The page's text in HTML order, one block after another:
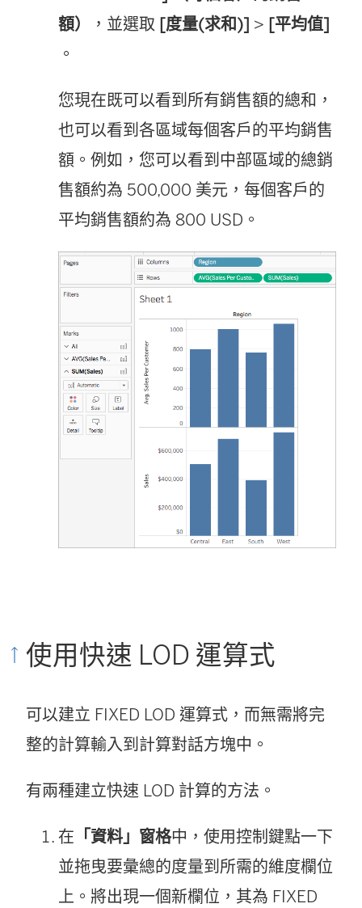
額）
，並選取 [度量(求和)] > [平均值]
。
您現在既可以看到所有銷售額的總和，
也可以看到各區域每個客戶的平均銷售
額。例如，您可以看到中部區域的總銷
售額約為 500,000 美元，每個客戶的
平均銷售額約為 800 USD。
使用快速 LOD 運算式
可以建立 FIXED LOD 運算式，而無需將完
整的計算輸入到計算對話方塊中。
有兩種建立快速 LOD 計算的方法。
在 「資料」窗格中，使用控制鍵點一下
並拖曳要彙總的度量到所需的維度欄位
上。將出現一個新欄位，其為 FIXED